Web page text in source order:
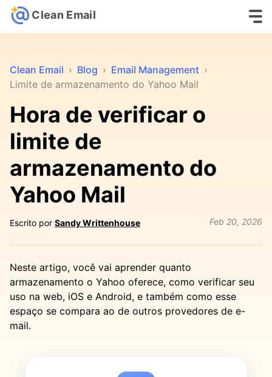
Clean Email
Clean Email › Blog › Email Management ›
Limite de armazenamento do Yahoo Mail
Hora de verificar o
limite de
armazenamento do
Yahoo Mail
Escrito por Sandy Writtenhouse Feb 20, 2026
Neste artigo, você vai aprender quanto
armazenamento o Yahoo oferece, como verificar seu
uso na web, iOS e Android, e também como esse
espaço se compara ao de outros provedores de e-
mail.